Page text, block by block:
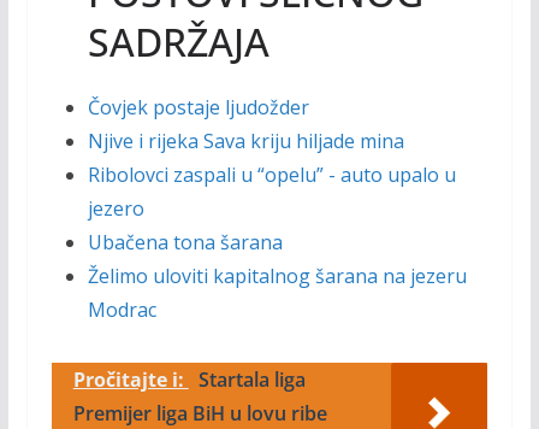
SADRŽAJA
Čovjek postaje ljudožder
Njive i rijeka Sava kriju hiljade mina
Ribolovci zaspali u “opelu” - auto upalo u
jezero
Ubačena tona šarana
Želimo uloviti kapitalnog šarana na jezeru
Modrac
Pročitajte i: Startala liga
Premijer liga BiH u lovu ribe